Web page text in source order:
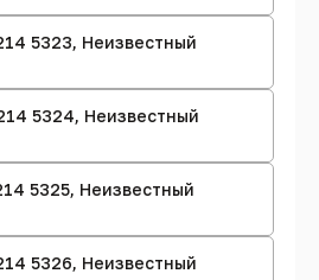
5323, Неизвестный
5324, Неизвестный
5325, Неизвестный
5326, Неизвестный